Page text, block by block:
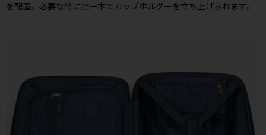
を配置。必要な時に指一本でカップホルダーを立ち上げられます。